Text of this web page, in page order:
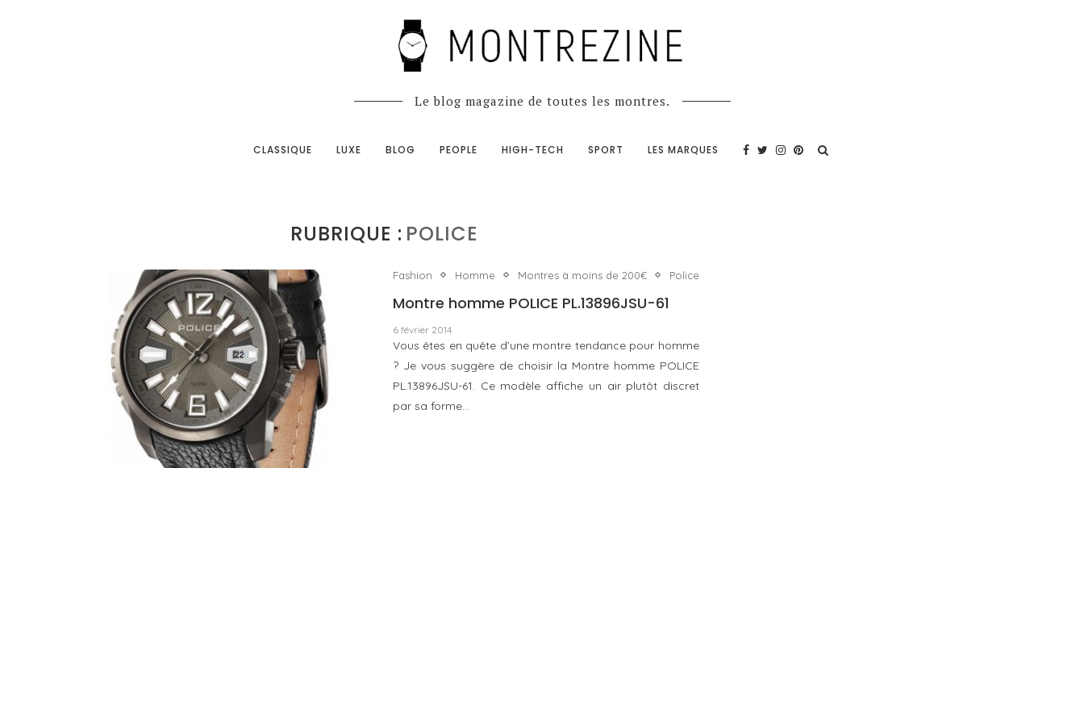
Le blog magazine de toutes les montres.
CLASSIQUE LUXE BLOG PEOPLE HIGH-TECH SPORT LES MARQUES
RUBRIQUE : POLICE
Fashion Homme Montres à moins de 200€ Police
Montre homme POLICE PL.13896JSU-61
6 février 2014
Vous êtes en quête d’une montre tendance pour homme
? Je vous suggère de choisir la Montre homme POLICE
PL.13896JSU-61. Ce modèle affiche un air plutôt discret
par sa forme…